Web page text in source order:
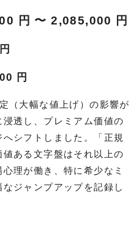
円 〜 2,085,000 円
円
（大幅な値上げ）の影響が
透し、プレミアム価値の
シフトしました。「正規
ある文字盤はそれ以上の
理が働き、特に希少なミ
ジャンプアップを記録し